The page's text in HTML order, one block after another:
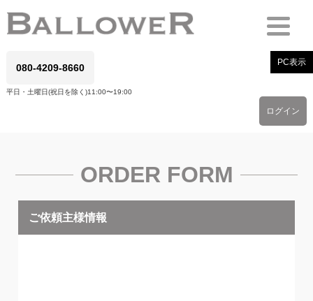
080-4209-8660
平日・土曜日(祝日を除く)11:00〜19:00
PC表示
ログイン
ORDER FORM
ご依頼主様情報